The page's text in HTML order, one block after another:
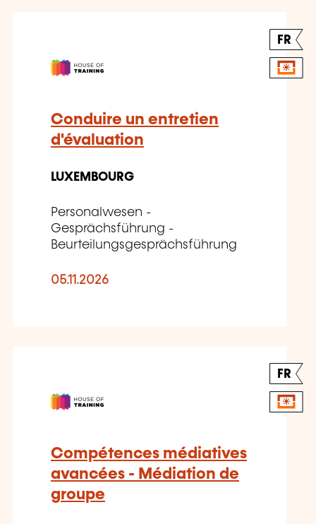
FR
Conduire un entretien
d'évaluation
LUXEMBOURG
Personalwesen -
Gesprächsführung -
Beurteilungsgesprächsführung
05.11.2026
FR
Compétences médiatives
avancées - Médiation de
groupe